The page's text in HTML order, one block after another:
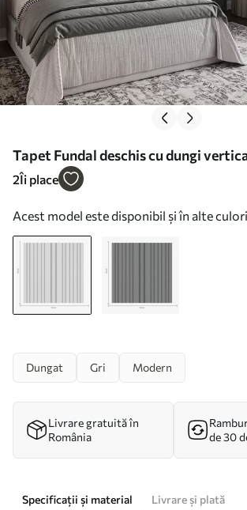
Tapet Fundal deschis cu dungi
lățime variabilă Nr. a00979
2Îi place
Acest model este disponibil și în alte
Dungat Gri Modern
Livrare gratuită în
România
de 30
Specificații și material
Livrare și plată